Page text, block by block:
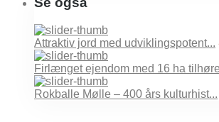
Attraktiv jord med udviklingspotent...
Firlænget ejendom med 16 ha
Rokballe Mølle – 400 års kulturhist...